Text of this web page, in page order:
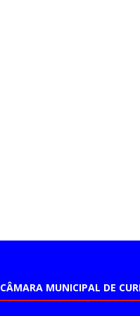
CÂMARA MUNICIPAL DE